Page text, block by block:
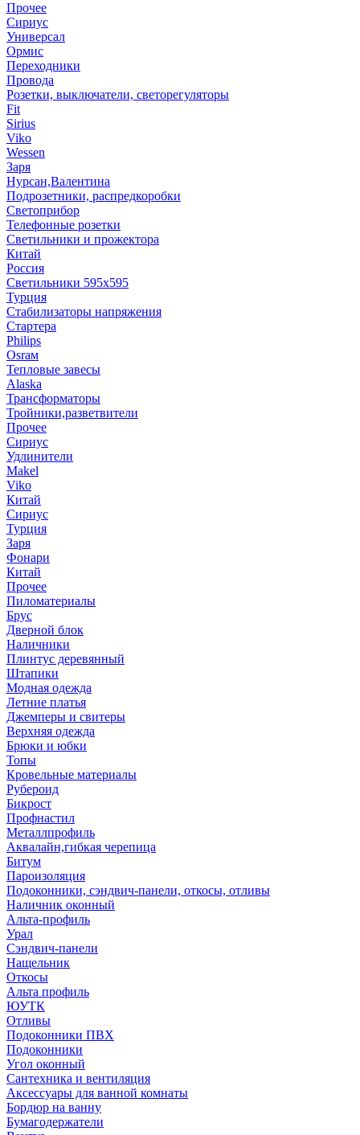
Прочее
Сириус
Универсал
Ормис
Переходники
Провода
Розетки, выключатели, светорегуляторы
Fit
Sirius
Viko
Wessen
Заря
Нурсан,Валентина
Подрозетники, распредкоробки
Светоприбор
Телефонные розетки
Светильники и прожектора
Китай
Россия
Светильники 595х595
Турция
Стабилизаторы напряжения
Стартера
Philips
Оsrам
Тепловые завесы
Alaska
Трансформаторы
Тройники,разветвители
Прочее
Сириус
Удлинители
Makel
Viko
Китай
Сириус
Турция
Заря
Фонари
Китай
Прочее
Пиломатериалы
Брус
Дверной блок
Наличники
Плинтус деревянный
Штапики
Модная одежда
Летние платья
Джемперы и свитеры
Верхняя одежда
Брюки и юбки
Топы
Кровельные материалы
Рубероид
Бикрост
Профнастил
Металлпрофиль
Аквалайн,гибкая черепица
Битум
Пароизоляция
Подоконники, сэндвич-панели, откосы, отливы
Наличник оконный
Альта-профиль
Урал
Сэндвич-панели
Нащельник
Откосы
Альта профиль
ЮУТК
Отливы
Подоконники ПВХ
Подоконники
Угол оконный
Сантехника и вентиляция
Аксессуары для ванной комнаты
Бордюр на ванну
Бумагодержатели